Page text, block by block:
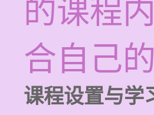
的课程
合自己
课程设置与学